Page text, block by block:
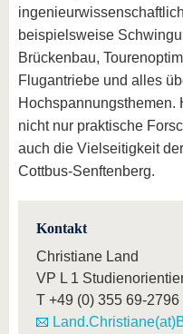
beispielsweise
Brückenbau,
Flugantriebe und alles
Hochspannungsthemen.
nicht nur praktische
auch die Vielseitigkeit
Cottbus-Senftenberg.
Kontakt
Christiane Land
VP L 1
T +49 (0) 355 69-2796